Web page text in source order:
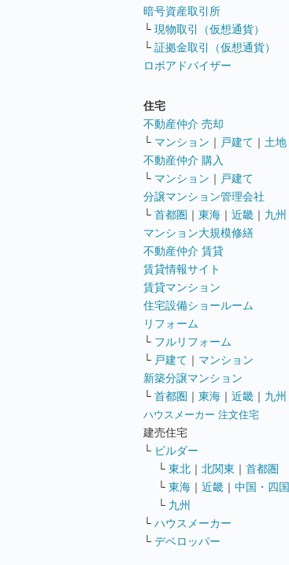
暗号資産取引所
└ 現物取引（仮想通貨）
└ 証拠金取引（仮想通貨）
ロボアドバイザー
住宅
不動産仲介 売却
└ マンション ｜ 戸建て ｜ 土地
不動産仲介 購入
└ マンション ｜ 戸建て
分譲マンション管理会社
└ 首都圏 ｜ 東海 ｜ 近畿 ｜ 九州
マンション大規模修繕
不動産仲介 賃貸
賃貸情報サイト
賃貸マンション
住宅設備ショールーム
リフォーム
└ フルリフォーム
└ 戸建て ｜ マンション
新築分譲マンション
└ 首都圏 ｜ 東海 ｜ 近畿 ｜ 九州
ハウスメーカー 注文住宅
建売住宅
└ ビルダー
└ 東北 ｜ 北関東 ｜ 首都圏
└ 東海 ｜ 近畿 ｜ 中国・四国
└ 九州
└ ハウスメーカー
└ デベロッパー